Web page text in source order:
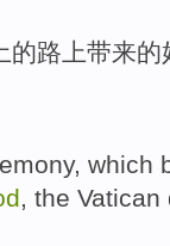
的路上带来的
, which
the Vatican